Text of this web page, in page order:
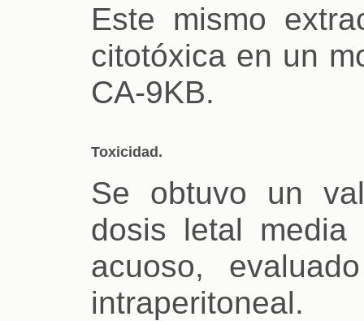
Este mismo
citotóxica en un
CA-9KB.
Toxicidad.
Se obtuvo un
dosis letal media
acuoso,
intraperitoneal.